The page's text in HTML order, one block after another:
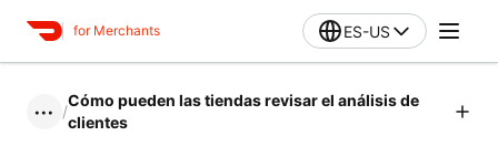
for Merchants ES-US
••• /
Cómo pueden las tiendas revisar el análisis de
clientes